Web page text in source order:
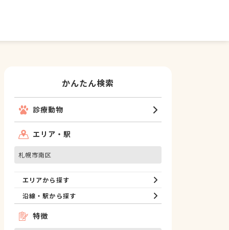
かんたん検索
診療動物
エリア・駅
札幌市南区
エリアから探す
沿線・駅から探す
特徴